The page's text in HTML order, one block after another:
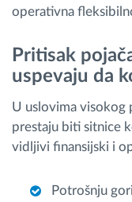
operativna
Pritisak
uspevaju da
U uslovima
prestaju biti sitnice
vidljivi finansijski i
Potrošnju